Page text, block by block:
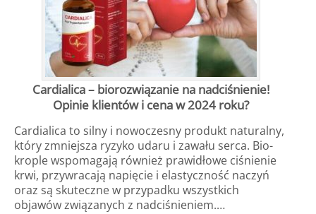
Cardialica – biorozwiązanie na nadciśnienie!
Opinie klientów i cena w 2024 roku?
Cardialica to silny i nowoczesny produkt naturalny,
który zmniejsza ryzyko udaru i zawału serca. Bio-
krople wspomagają również prawidłowe ciśnienie
krwi, przywracają napięcie i elastyczność naczyń
oraz są skuteczne w przypadku wszystkich
objawów związanych z nadciśnieniem.…